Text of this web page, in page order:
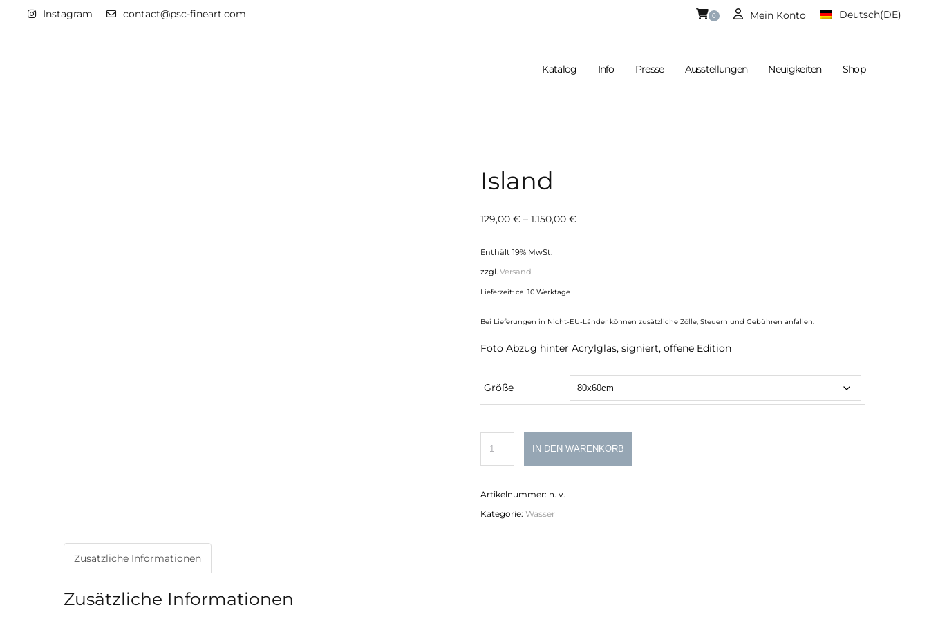
Instagram contact@psc-fineart.com Deutsch(DE)
Mein Konto
0
Dein Warenkorb Ist Aktuell Leer
Katalog Info Presse Ausstellungen Neuigkeiten Shop
Island
129,00€ –1.150,00€Preisspanne:
Enthält 19% MwSt.
zzgl.Versand
Lieferzeit: ca. 10 Werktage
Bei Lieferungen in Nicht-EU-Länder können zusätzliche Zölle, Steuern und Gebühren anfallen.
Foto Abzug hinter Acrylglas, signiert, offene Edition
Größe
IN DEN WARENKORB
Artikelnummer: n. v.
Kategorie:Wasser
Zusätzliche Informationen
Zusätzliche Informationen